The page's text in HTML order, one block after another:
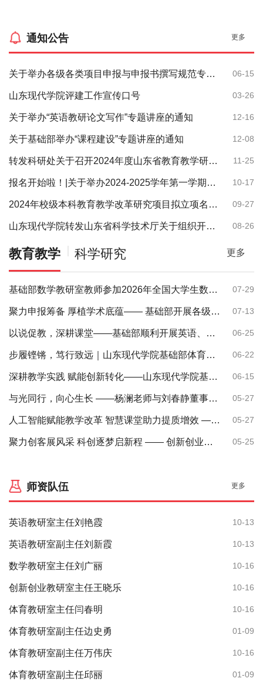
通知公告 更多
关于举办各级各类项目申报与申报书撰写规范专题讲座的通知 06-15
山东现代学院评建工作宣传口号 03-26
关于举办“英语教研论文写作”专题讲座的通知 12-16
关于基础部举办“课程建设”专题讲座的通知 12-08
转发科研处关于召开2024年度山东省教育教学研究课题评审论证会的通知 11-25
报名开始啦！|关于举办2024-2025学年第一学期校级英语能力竞赛的通知 10-17
2024年校级本科教育教学改革研究项目拟立项名单、校级预研课题项目拟立项名单、校级一流本科课程拟立项名单公示 09-27
山东现代学院转发山东省科学技术厅关于组织开展2024年山东省重点研发计划（科技合作）项目申报工作的通知 08-26
更多
更多
教育教学 科学研究
基础部数学教研室教师参加2026年全国大学生数学建模竞赛培训与应用研究研讨会 07-29
聚力申报筹备 厚植学术底蕴—— 基础部开展各级各类项目申报专题培训讲座 07-13
以说促教，深耕课堂——基础部顺利开展英语、数学说课活动 06-25
步履铿锵，笃行致远｜山东现代学院基础部体育教研室开展教职工长跑比赛 06-22
深耕教学实践 赋能创新转化——山东现代学院基础部创新创业教研室举办教师创新创业项目方案设计比赛 06-15
与光同行，向心生长 ——杨澜老师与刘春静董事长访谈感悟 05-27
人工智能赋能教学改革 智慧课堂助力提质增效 —— 学校特邀曹海军教授开展专题讲座 05-27
聚力创客展风采 科创逐梦启新程 —— 创新创业教研室邀你备战山东省科技节创客大赛 05-25
09-26
基础部五月份科研情况
基础部四月份科研情况
更多
师资队伍 更多
英语教研室主任刘艳霞 10-13
英语教研室副主任刘新霞 10-13
数学教研室主任刘广丽 10-16
创新创业教研室主任王晓乐 10-16
体育教研室主任闫春明 10-16
体育教研室副主任边史勇 01-09
体育教研室副主任万伟庆 10-16
体育教研室副主任邱丽 01-09